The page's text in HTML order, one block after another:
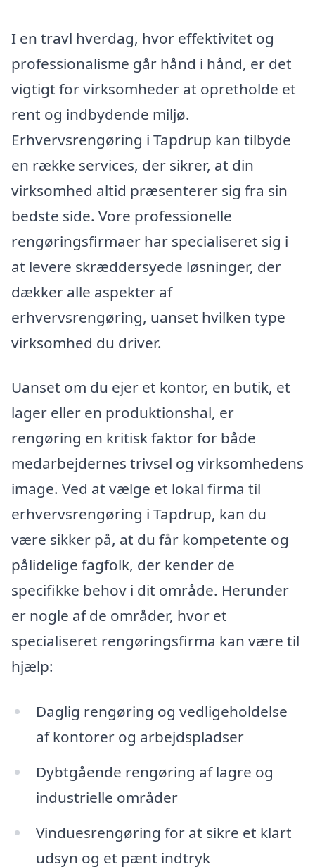
I en travl hverdag, hvor effektivitet og
professionalisme går hånd i hånd, er det
vigtigt for virksomheder at opretholde et
rent og indbydende miljø.
Erhvervsrengøring i Tapdrup kan tilbyde
en række services, der sikrer, at din
virksomhed altid præsenterer sig fra sin
bedste side. Vore professionelle
rengøringsfirmaer har specialiseret sig i
at levere skræddersyede løsninger, der
dækker alle aspekter af
erhvervsrengøring, uanset hvilken type
virksomhed du driver.
Uanset om du ejer et kontor, en butik, et
lager eller en produktionshal, er
rengøring en kritisk faktor for både
medarbejdernes trivsel og virksomhedens
image. Ved at vælge et lokal firma til
erhvervsrengøring i Tapdrup, kan du
være sikker på, at du får kompetente og
pålidelige fagfolk, der kender de
specifikke behov i dit område. Herunder
er nogle af de områder, hvor et
specialiseret rengøringsfirma kan være til
hjælp:
Daglig rengøring og vedligeholdelse
af kontorer og arbejdspladser
Dybtgående rengøring af lagre og
industrielle områder
Vinduesrengøring for at sikre et klart
udsyn og et pænt indtryk